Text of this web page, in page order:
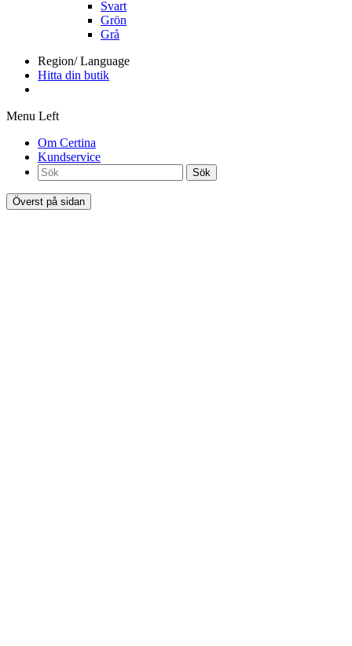
Svart
Grön
Grå
Region/ Language
Hitta din butik
Menu Left
Om Certina
Kundservice
Sök
Överst på sidan